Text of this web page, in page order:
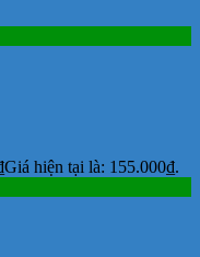
Giá hiện tại là: 155.000₫.